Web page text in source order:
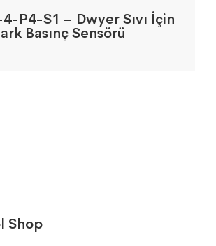
P4-S1 – Dwyer Sıvı İçin
Basınç Sensörü
Shop